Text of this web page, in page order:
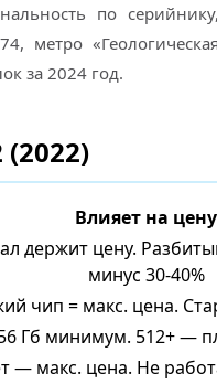
по
метро
за 2024 год.
Влияет на цену
держит цену.
минус 30-40%
чип = макс. цена.
Гб минимум. 512+ —
— макс. цена. Не